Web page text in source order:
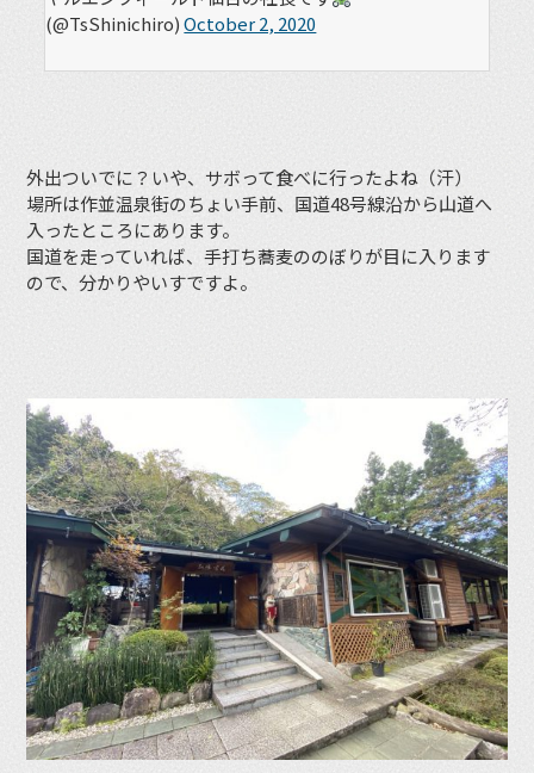
(@TsShinichiro)October 2, 2020
外出ついでに？いや、サボって食べに行ったよね（汗）
場所は作並温泉街のちょい手前、国道48号線沿から山道へ
入ったところにあります。
国道を走っていれば、手打ち蕎麦ののぼりが目に入ります
ので、分かりやいすですよ。